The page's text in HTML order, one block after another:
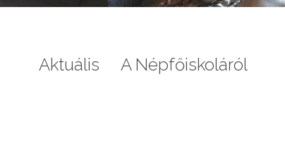
Aktuális
A Népfőiskoláról